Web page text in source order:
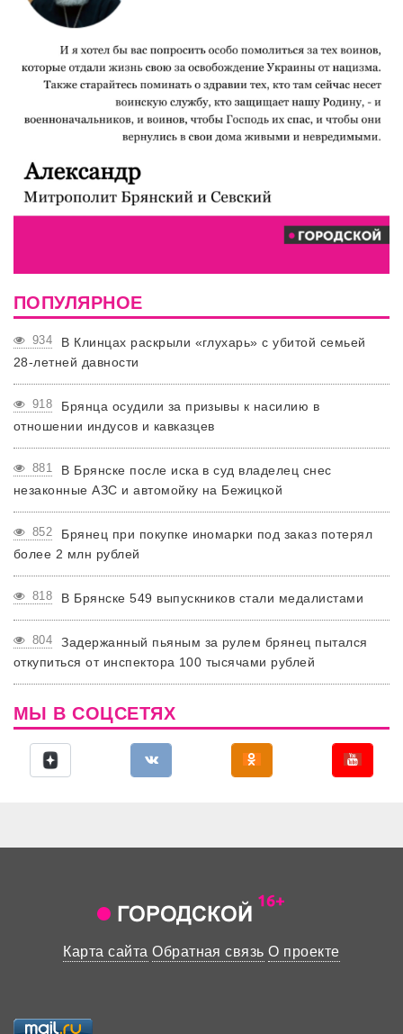
ПОПУЛЯРНОЕ
934
В Клинцах раскрыли «глухарь» с убитой семьей
28-летней давности
918
Брянца осудили за призывы к насилию в
отношении индусов и кавказцев
881
В Брянске после иска в суд владелец снес
незаконные АЗС и автомойку на Бежицкой
852
Брянец при покупке иномарки под заказ потерял
более 2 млн рублей
818 В Брянске 549 выпускников стали медалистами
804
Задержанный пьяным за рулем брянец пытался
откупиться от инспектора 100 тысячами рублей
МЫ В СОЦСЕТЯХ
Карта сайта Обратная связь О проекте